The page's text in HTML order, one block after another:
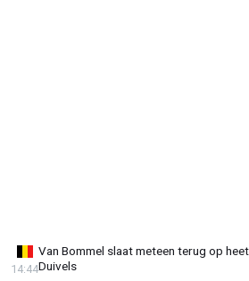
Van Bommel slaat meteen terug op
Duivels
14:44